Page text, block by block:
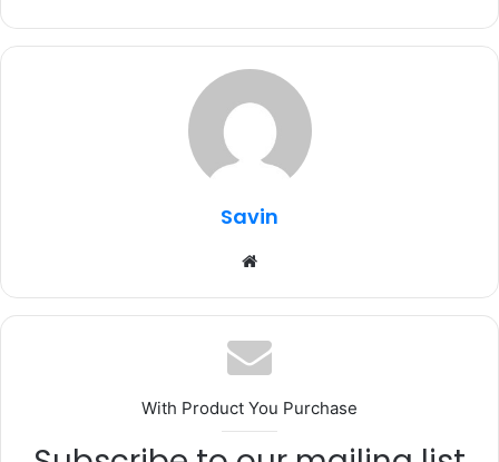
c
e
it
te
at
s
A
p
e
g
ra
ar
e
Savin
With Product You Purchase